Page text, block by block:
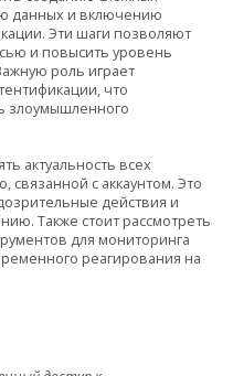
данных и включению
Эти шаги позволяют
и повысить уровень
роль играет
что
злоумышленного
актуальность всех
связанной с аккаунтом. Это
действия и
Также стоит рассмотреть
для мониторинга
реагирования на